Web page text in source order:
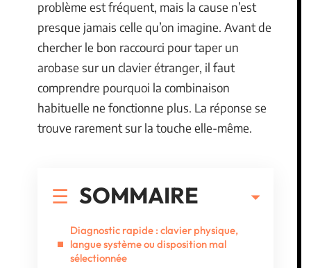
problème est fréquent, mais la cause n’est
presque jamais celle qu’on imagine. Avant de
chercher le bon raccourci pour taper un
arobase sur un clavier étranger, il faut
comprendre pourquoi la combinaison
habituelle ne fonctionne plus. La réponse se
trouve rarement sur la touche elle-même.
SOMMAIRE
Diagnostic rapide : clavier physique,
langue système ou disposition mal
sélectionnée